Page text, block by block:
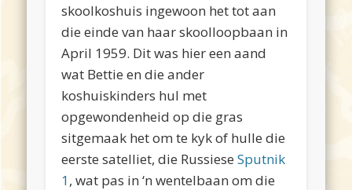
skoolkoshuis ingewoon het tot aan
die einde van haar skoolloopbaan in
April 1959. Dit was hier een aand
wat Bettie en die ander
koshuiskinders hul met
opgewondenheid op die gras
sitgemaak het om te kyk of hulle die
eerste satelliet, die RussieseSputnik
1, wat pas in ‘n wentelbaan om die